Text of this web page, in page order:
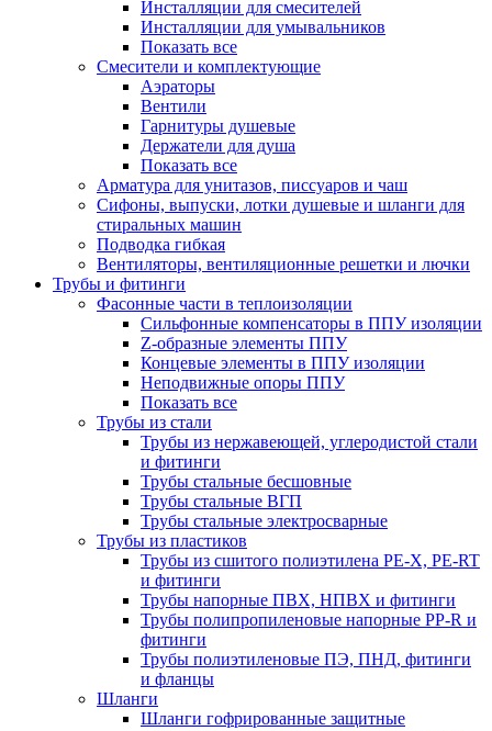
Инсталляции для смесителей
Инсталляции для умывальников
Показать все
Смесители и комплектующие
Аэраторы
Вентили
Гарнитуры душевые
Держатели для душа
Показать все
Арматура для унитазов, писсуаров и чаш
Сифоны, выпуски, лотки душевые и шланги для
стиральных машин
Подводка гибкая
Вентиляторы, вентиляционные решетки и лючки
Трубы и фитинги
Фасонные части в теплоизоляции
Cильфонные компенсаторы в ППУ изоляции
Z-образные элементы ППУ
Концевые элементы в ППУ изоляции
Неподвижные опоры ППУ
Показать все
Трубы из стали
Трубы из нержавеющей, углеродистой стали
и фитинги
Трубы стальные бесшовные
Трубы стальные ВГП
Трубы стальные электросварные
Трубы из пластиков
Трубы из сшитого полиэтилена PE-X, PE-RT
и фитинги
Трубы напорные ПВХ, НПВХ и фитинги
Трубы полипропиленовые напорные PP-R и
фитинги
Трубы полиэтиленовые ПЭ, ПНД, фитинги
и фланцы
Шланги
Шланги гофрированные защитные